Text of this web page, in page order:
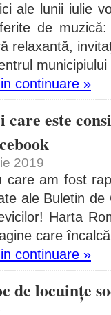
ale lunii iulie
de muzică:
relaxantă,
continuare »
este
2019
care am fost
ale Buletin
Harta
care
continuare »
de locuințe